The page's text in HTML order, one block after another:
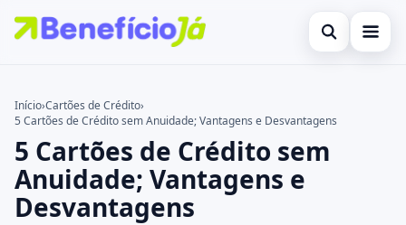
Abrir busca
Cartões de Crédito
Benefícios
Atualidades Econômicas
Buscar no site
Buscar por:
Pressione Enter para buscar ou ESC para fechar.
Início›Cartões de Crédito›
5 Cartões de Crédito sem Anuidade; Vantagens e Desvantagens
5 Cartões de Crédito sem
Anuidade; Vantagens e
Desvantagens